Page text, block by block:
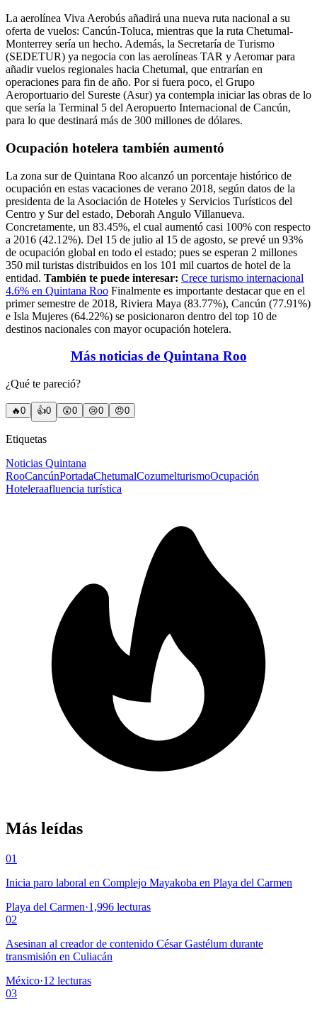
La aerolínea Viva Aerobús añadirá una nueva ruta nacional a su
oferta de vuelos: Cancún-Toluca, mientras que la ruta Chetumal-
Monterrey sería un hecho. Además, la Secretaría de Turismo
(SEDETUR) ya negocia con las aerolíneas TAR y Aeromar para
añadir vuelos regionales hacia Chetumal, que entrarían en
operaciones para fin de año. Por si fuera poco, el Grupo
Aeroportuario del Sureste (Asur) ya contempla iniciar las obras de lo
que sería la Terminal 5 del Aeropuerto Internacional de Cancún,
para lo que destinará más de 300 millones de dólares.
Ocupación hotelera también aumentó
La zona sur de Quintana Roo alcanzó un porcentaje histórico de
ocupación en estas vacaciones de verano 2018, según datos de la
presidenta de la Asociación de Hoteles y Servicios Turísticos del
Centro y Sur del estado, Deborah Angulo Villanueva.
Concretamente, un 83.45%, el cual aumentó casi 100% con respecto
a 2016 (42.12%). Del 15 de julio al 15 de agosto, se prevé un 93%
de ocupación global en todo el estado; pues se esperan 2 millones
350 mil turistas distribuidos en los 101 mil cuartos de hotel de la
entidad. También te puede interesar: Crece turismo internacional
4.6% en Quintana Roo Finalmente es importante destacar que en el
primer semestre de 2018, Riviera Maya (83.77%), Cancún (77.91%)
e Isla Mujeres (64.22%) se posicionaron dentro del top 10 de
destinos nacionales con mayor ocupación hotelera.
Más noticias de Quintana Roo
¿Qué te pareció?
🔥0 👍0 😲0 😢0 😠0
Etiquetas
Noticias Quintana
RooCancúnPortadaChetumalCozumelturismoOcupación
Hoteleraafluencia turística
Más leídas
01
Inicia paro laboral en Complejo Mayakoba en Playa del Carmen
Playa del Carmen·1,996 lecturas
02
Asesinan al creador de contenido César Gastélum durante
transmisión en Culiacán
México·12 lecturas
03